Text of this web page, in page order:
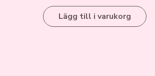
Lägg till i varukorg